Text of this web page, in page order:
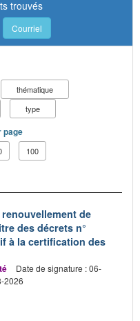
trouvés
Courriel
thématique
type
page
100
de
des décrets n°
à la certification des
Date de signature : 06-
2026